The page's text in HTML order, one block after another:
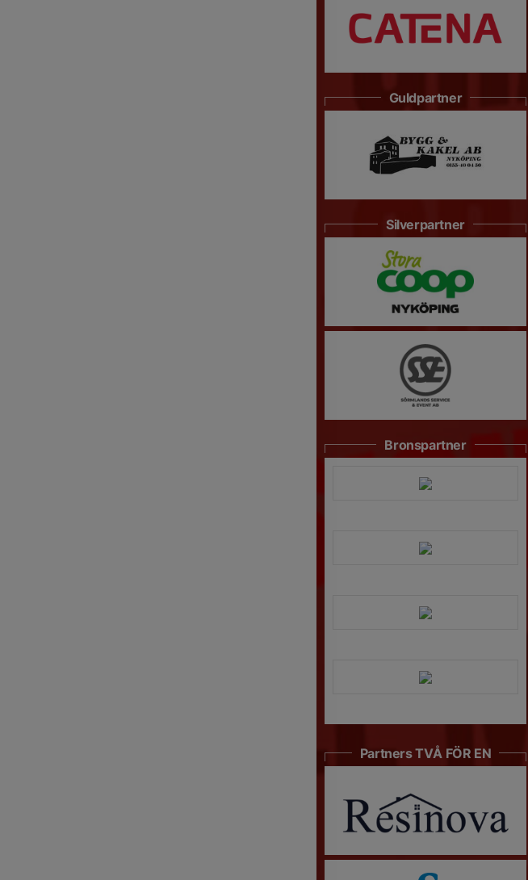
Guldpartner
Silverpartner
Bronspartner
Partners TVÅ FÖR EN